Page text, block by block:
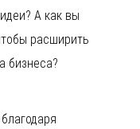
А как вы
расширить
бизнеса?